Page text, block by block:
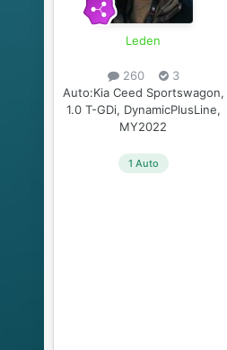
Leden
260
3
Auto:Kia Ceed Sportswagon,
1.0 T-GDi, DynamicPlusLine,
MY2022
1 Auto